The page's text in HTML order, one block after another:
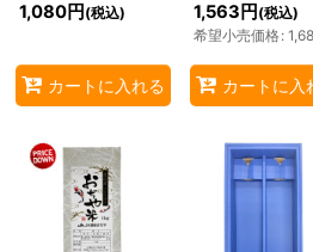
1,080円 (税込)
カートに入れる
1,563 円 (税込)
希望小売価格:
カートに入